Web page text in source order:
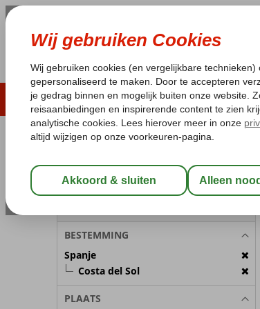
ZOMER 2026 LAST MINUTES
Laagsteprijsgarantie*
REISGEZELSCHAP
Kamer 1: 2 Personen
BESTEMMING
Spanje
Costa del Sol
PLAATS